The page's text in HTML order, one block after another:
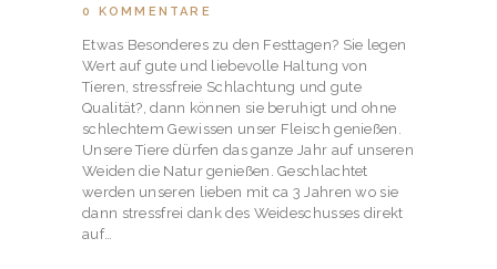
0
KOMMENTARE
Etwas Besonderes zu den Festtagen? Sie legen
Wert auf gute und liebevolle Haltung von
Tieren, stressfreie Schlachtung und gute
Qualität?, dann können sie beruhigt und ohne
schlechtem Gewissen unser Fleisch genießen.
Unsere Tiere dürfen das ganze Jahr auf unseren
Weiden die Natur genießen. Geschlachtet
werden unseren lieben mit ca 3 Jahren wo sie
dann stressfrei dank des Weideschusses direkt
auf…